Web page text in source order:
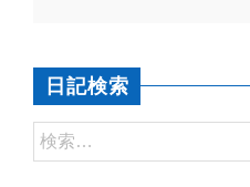
日記検索